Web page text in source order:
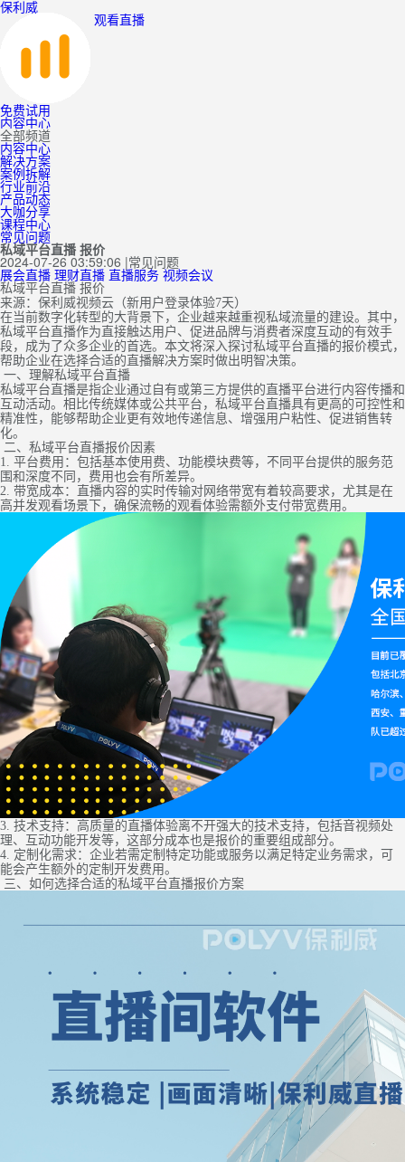
保利威
观看直播
免费试用
内容中心
全部频道
内容中心
解决方案
案例拆解
行业前沿
产品动态
大咖分享
课程中心
常见问题
私域平台直播 报价
2024-07-26 03:59:06 |常见问题
展会直播 理财直播 直播服务 视频会议
私域平台直播 报价
来源：保利威视频云（新用户登录体验7天）
在当前数字化转型的大背景下，企业越来越重视私域流量的建设。其中，
私域平台直播作为直接触达用户、促进品牌与消费者深度互动的有效手
段，成为了众多企业的首选。本文将深入探讨私域平台直播的报价模式，
帮助企业在选择合适的直播解决方案时做出明智决策。
一、理解私域平台直播
私域平台直播是指企业通过自有或第三方提供的直播平台进行内容传播和
互动活动。相比传统媒体或公共平台，私域平台直播具有更高的可控性和
精准性，能够帮助企业更有效地传递信息、增强用户粘性、促进销售转
化。
二、私域平台直播报价因素
1. 平台费用：包括基本使用费、功能模块费等，不同平台提供的服务范
围和深度不同，费用也会有所差异。
2. 带宽成本：直播内容的实时传输对网络带宽有着较高要求，尤其是在
高并发观看场景下，确保流畅的观看体验需额外支付带宽费用。
3. 技术支持：高质量的直播体验离不开强大的技术支持，包括音视频处
理、互动功能开发等，这部分成本也是报价的重要组成部分。
4. 定制化需求：企业若需定制特定功能或服务以满足特定业务需求，可
能会产生额外的定制开发费用。
三、如何选择合适的私域平台直播报价方案